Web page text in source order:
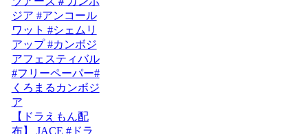
【ドラえもん配
布】 JACE #ドラ